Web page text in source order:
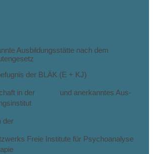
Ausbildungsstätte nach dem
der BLÄK (E + KJ)
in der
und anerkanntes Aus-
der
Freie Institute für Psychoanalyse